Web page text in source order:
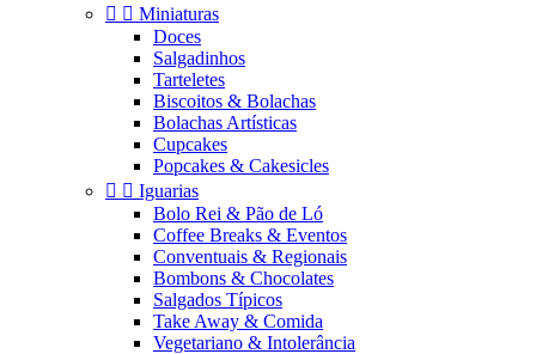
  Miniaturas
Doces
Salgadinhos
Tarteletes
Biscoitos & Bolachas
Bolachas Artísticas
Cupcakes
Popcakes & Cakesicles
  Iguarias
Bolo Rei & Pão de Ló
Coffee Breaks & Eventos
Conventuais & Regionais
Bombons & Chocolates
Salgados Típicos
Take Away & Comida
Vegetariano & Intolerância